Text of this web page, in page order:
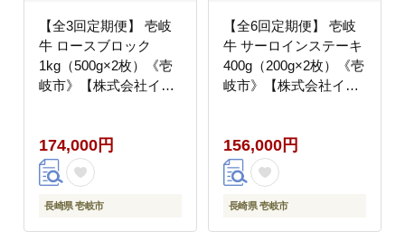
【全3回定期便】 壱岐
牛 ロースブロック
1kg（500g×2枚）《壱
岐市》【株式会社イチ
[JFE026] 200000
200000円 20万円
174,000円
長崎県 壱岐市
【全6回定期便】 壱岐
牛 サーロインステーキ
400g（200g×2枚）《壱
岐市》【株式会社イチ
BBQ [JFE029] 200000
200000円 20万円
156,000円
長崎県 壱岐市